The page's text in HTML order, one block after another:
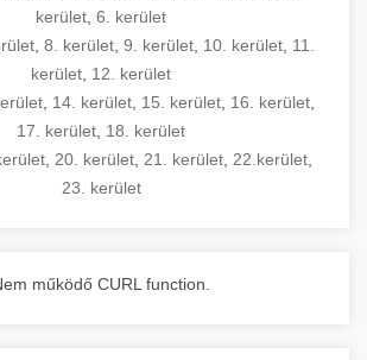
kerület 6. kerület
, 8. kerület, 9. kerület, 10. kerület, 11.
kerület 12. kerület
14. kerület 15. kerület 16. kerület
17. kerület 18. kerület
20. kerület 21. kerület 22.kerület
23. kerület
működő CURL function.